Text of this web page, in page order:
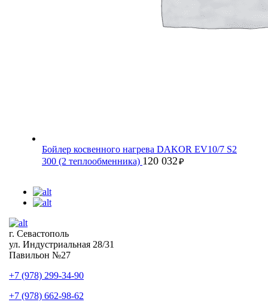
Бойлер косвенного нагрева DAKOR EV10/7 S2
300 (2 теплообменника) 120 032₽
г. Севастополь
ул. Индустриальная 28/31
Павильон №27
+7 (978) 299-34-90
+7 (978) 662-98-62